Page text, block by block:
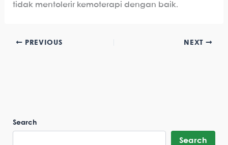
tidak mentolerir kemoterapi dengan baik.
PREVIOUS NEXT
Search
Search